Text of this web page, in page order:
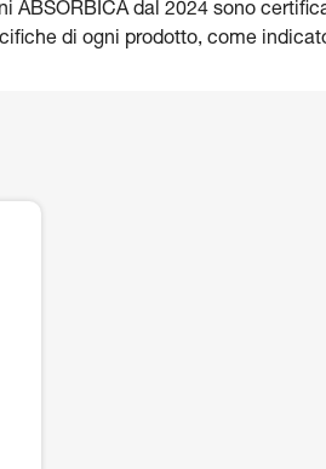
ABSORBICA dal 2024 sono
di ogni prodotto, come